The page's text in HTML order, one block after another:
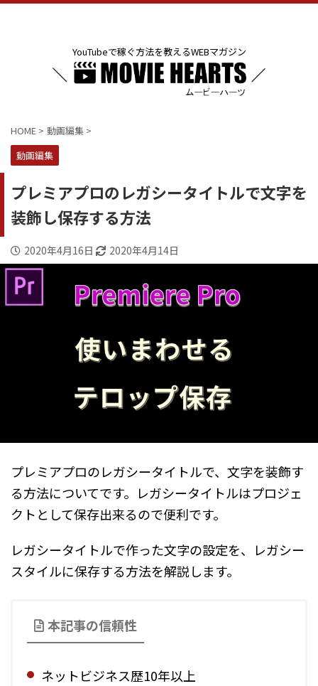
YouTubeで稼ぐ方法を教えるWEBマガジン
HOME > 動画編集 >
動画編集
プレミアプロのレガシータイトルで文字を
装飾し保存する方法
2020年4月16日 2020年4月14日
プレミアプロのレガシータイトルで、文字を装飾す
る方法についてです。レガシータイトルはプロジェ
クトとして保存出来るので便利です。
レガシータイトルで作った文字の設定を、レガシー
スタイルに保存する方法を解説します。
本記事の信頼性
ネットビジネス歴10年以上